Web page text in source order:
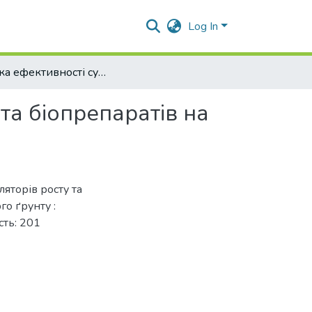
Log In
Оцінка ефективності сумісної дії регуляторів росту та біопрепаратів на культуру огірка в умовах захищеного ґрунту
біопрепаратів на
росту та
ґрунту :
201